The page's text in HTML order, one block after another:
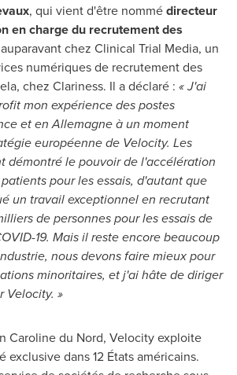
, qui vient d'être nommédirecteur
en charge du recrutement des
chez Clinical Trial Media, un
numériques de recrutement des
chez Clariness. Il a déclaré : « J'ai
mon expérience des postes
et en Allemagne à un moment
européenne de Velocity. Les
démontré le pouvoir de l'accélération
pour les essais, d'autant que
un travail exceptionnel en recrutant
de personnes pour les essais de
19. Mais il reste encore beaucoup
nous devons faire mieux pour
minoritaires, et j'ai hâte de diriger
Velocity. »
Caroline du Nord, Velocity exploite
exclusive dans 12 États américains.